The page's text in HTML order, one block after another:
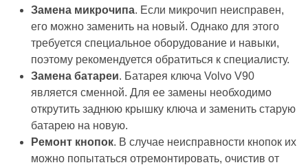
Замена микрочипа. Если микрочип неисправен,
его можно заменить на новый. Однако для этого
требуется специальное оборудование и навыки,
поэтому рекомендуется обратиться к специалисту.
Замена батареи. Батарея ключа Volvo V90
является сменной. Для ее замены необходимо
открутить заднюю крышку ключа и заменить старую
батарею на новую.
Ремонт кнопок. В случае неисправности кнопок их
можно попытаться отремонтировать, очистив от